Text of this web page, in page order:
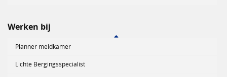
Werken bij
Planner meldkamer
Lichte Bergingsspecialist